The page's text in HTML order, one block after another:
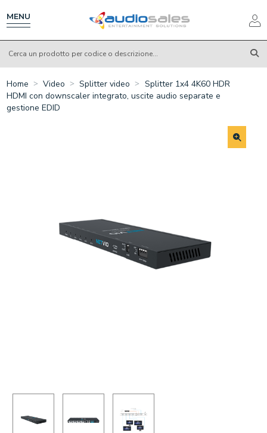
contenuto
principale
MENU
Home Video Splitter video
Splitter 1x4 4K60 HDR
HDMI con downscaler integrato, uscite audio separate e
gestione EDID